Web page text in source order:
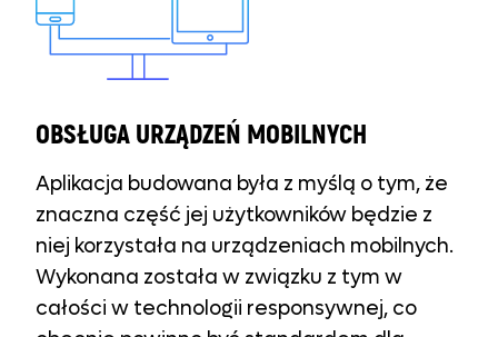
OBSŁUGA URZĄDZEŃ MOBILNYCH
Aplikacja budowana była z myślą o tym, że
znaczna część jej użytkowników będzie z
niej korzystała na urządzeniach mobilnych.
Wykonana została w związku z tym w
całości w technologii responsywnej, co